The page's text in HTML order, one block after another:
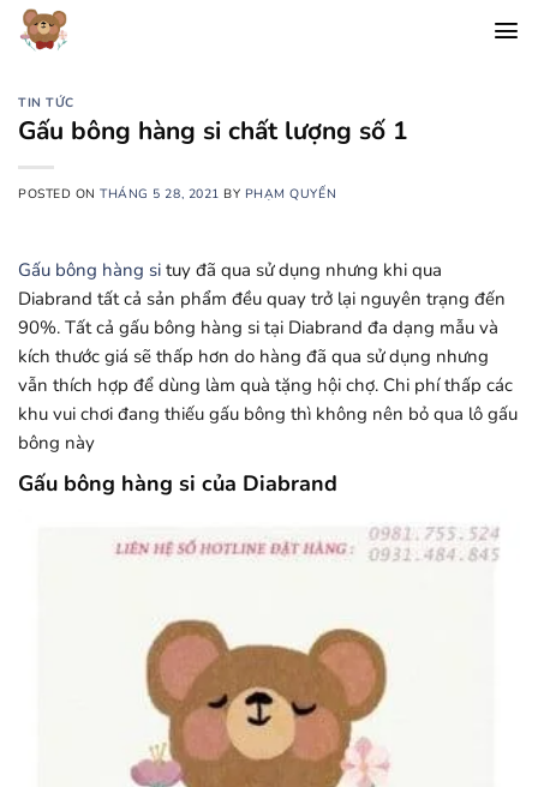
Chuyển
đến
dungTIN TỨC
Gấu bông hàng si chất lượng số 1
POSTED ONTHÁNG 5 28, 2021 BY PHẠM QUYẾN
Gấu bông hàng si tuy đã qua sử dụng nhưng khi qua
Diabrand tất cả sản phẩm đều quay trở lại nguyên trạng đến
90%. Tất cả gấu bông hàng si tại Diabrand đa dạng mẫu và
kích thước giá sẽ thấp hơn do hàng đã qua sử dụng nhưng
vẫn thích hợp để dùng làm quà tặng hội chợ. Chi phí thấp các
khu vui chơi đang thiếu gấu bông thì không nên bỏ qua lô gấu
bông này
Gấu bông hàng si của Diabrand